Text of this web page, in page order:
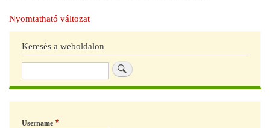
Nyomtatható változat
Keresés a weboldalon
Username